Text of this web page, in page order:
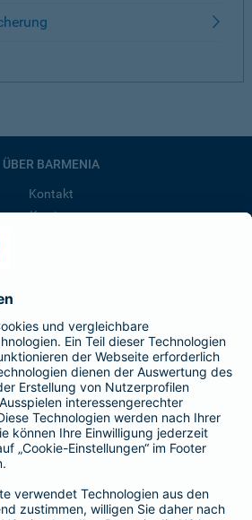
ÜBER BARMENIA
Kontakt
Karriere
Partner werden
Teil der BarmeniaGothaer
BELIEBTE SEITEN
Zusatzversicherung
SERVICE